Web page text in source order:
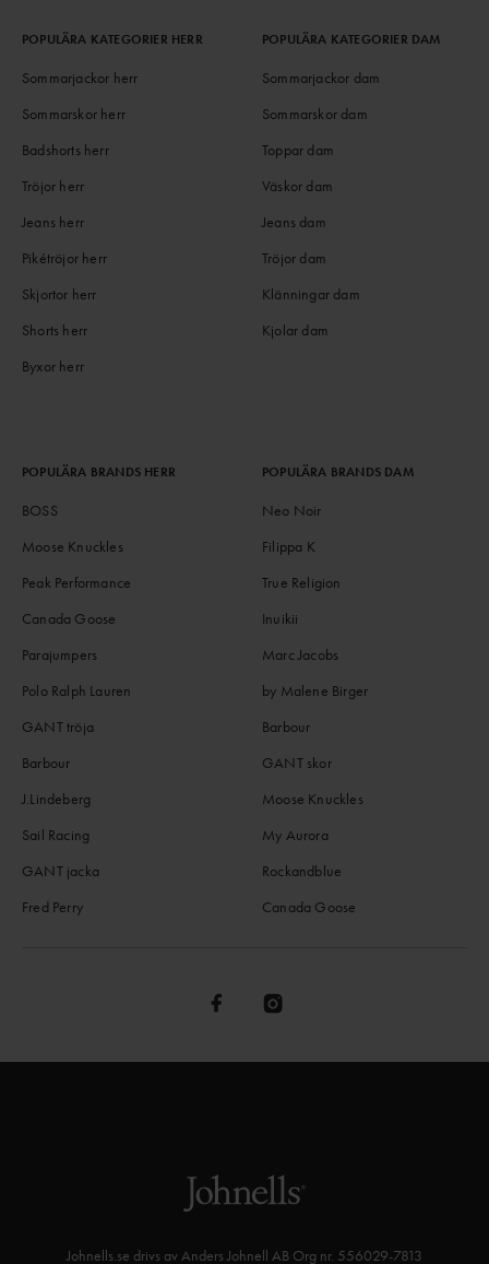
POPULÄRA KATEGORIER HERR
Sommarjackor herr
Sommarskor herr
Badshorts herr
Tröjor herr
Jeans herr
Pikétröjor herr
Skjortor herr
Shorts herr
Byxor herr
POPULÄRA KATEGORIER DAM
Sommarjackor dam
Sommarskor dam
Toppar dam
Väskor dam
Jeans dam
Tröjor dam
Klänningar dam
Kjolar dam
POPULÄRA BRANDS HERR
BOSS
Moose Knuckles
Peak Performance
Canada Goose
Parajumpers
Polo Ralph Lauren
GANT tröja
Barbour
J.Lindeberg
Sail Racing
GANT jacka
Fred Perry
POPULÄRA BRANDS DAM
Neo Noir
Filippa K
True Religion
Inuikii
Marc Jacobs
by Malene Birger
Barbour
GANT skor
Moose Knuckles
My Aurora
Rockandblue
Canada Goose
Johnells.se drivs av Anders Johnell AB Org nr. 556029-7813